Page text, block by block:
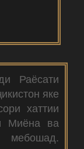
Раёсати
яке
хаттии
Миёна ва